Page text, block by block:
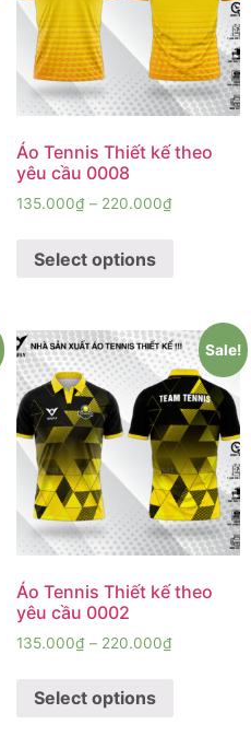
Áo Tennis Thiết kế theo
yêu cầu 0008
135.000₫– 220.000₫
Select options
Sale!
Áo Tennis Thiết kế theo
yêu cầu 0002
135.000₫– 220.000₫
Select options